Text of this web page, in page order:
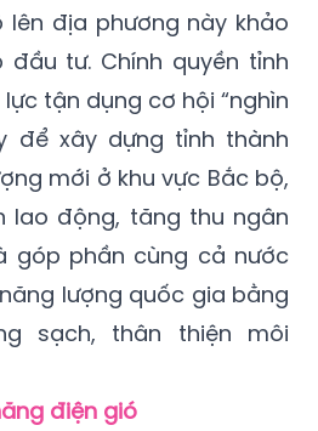
địa phương này khảo
đầu tư. Chính quyền tỉnh
tận dụng cơ hội “nghìn
để xây dựng tỉnh thành
mới ở khu vực Bắc bộ,
lao động, tăng thu ngân
góp phần cùng cả nước
lượng quốc gia bằng
sạch, thân thiện môi
điện gió